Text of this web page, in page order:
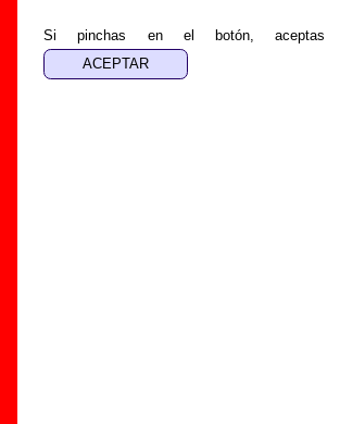
Si pinchas en el botón, aceptas
responsables de la grabación,
masterización), información sobre otras